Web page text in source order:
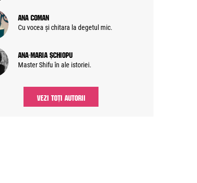
Ana Coman
Cu vocea și chitara la degetul mic.
Ana-Maria Șchiopu
Master Shifu în ale istoriei.
VEZI TOȚI AUTORII